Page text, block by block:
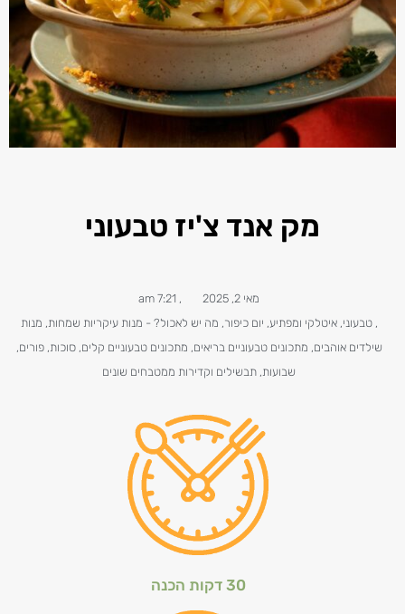
מק אנד צ'יז טבעוני
מאי 2, 2025 ,
7:21 am
, טבעוני, איטלקי ומפתיע, יום כיפור, מה יש לאכול? - מנות עיקריות שמחות, מנות
שילדים אוהבים, מתכונים טבעוניים​ בריאים, מתכונים טבעוניים קלים,סוכות,פורים,
שבועות, תבשילים וקדירות ממטבחים שונים
30 דקות הכנה